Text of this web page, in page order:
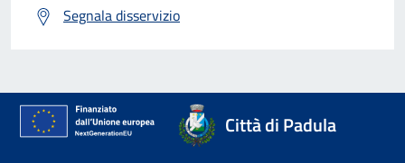
Segnala disservizio
Città di Padula